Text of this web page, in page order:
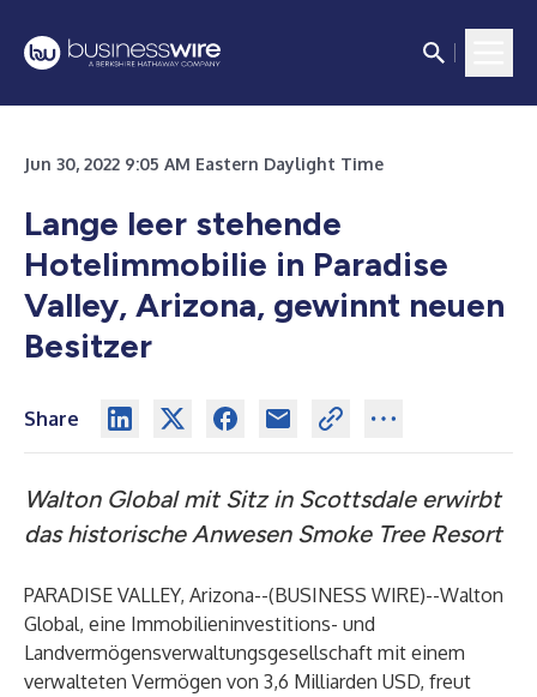
Jun 30, 2022 9:05 AM Eastern Daylight Time
Lange leer stehende
Hotelimmobilie in Paradise
Valley, Arizona, gewinnt neuen
Besitzer
Share
Walton Global mit Sitz in Scottsdale erwirbt
das historische Anwesen Smoke Tree Resort
PARADISE VALLEY, Arizona--(BUSINESS WIRE)--Walton
Global, eine Immobilieninvestitions- und
Landvermögensverwaltungsgesellschaft mit einem
verwalteten Vermögen von 3,6 Milliarden USD, freut